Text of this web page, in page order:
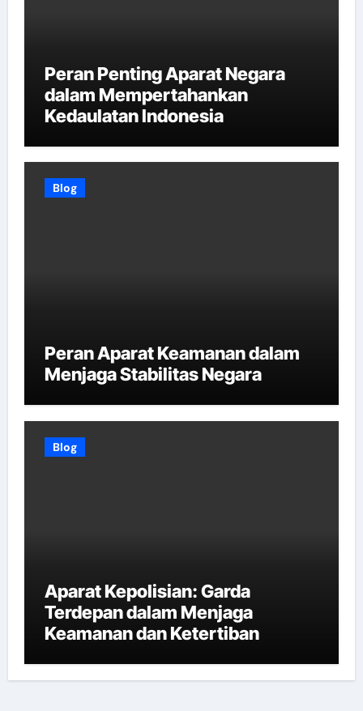
Peran Penting Aparat Negara
dalam Mempertahankan
Kedaulatan Indonesia
Blog
Peran Aparat Keamanan dalam
Menjaga Stabilitas Negara
Blog
Aparat Kepolisian: Garda
Terdepan dalam Menjaga
Keamanan dan Ketertiban